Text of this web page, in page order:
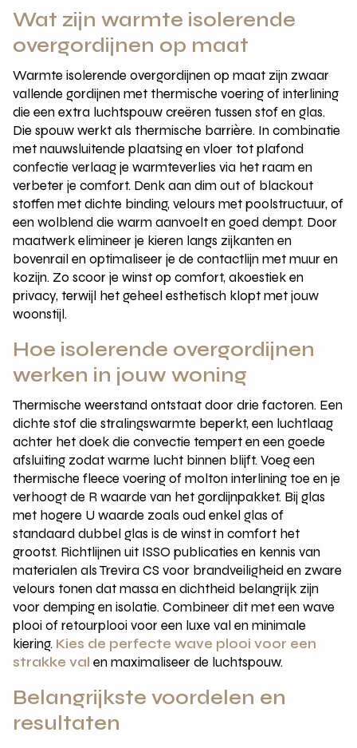
Wat zijn warmte isolerende
overgordijnen op maat
Warmte isolerende overgordijnen op maat zijn zwaar
vallende gordijnen met thermische voering of interlining
die een extra luchtspouw creëren tussen stof en glas.
Die spouw werkt als thermische barrière. In combinatie
met nauwsluitende plaatsing en vloer tot plafond
confectie verlaag je warmteverlies via het raam en
verbeter je comfort. Denk aan dim out of blackout
stoffen met dichte binding, velours met poolstructuur, of
een wolblend die warm aanvoelt en goed dempt. Door
maatwerk elimineer je kieren langs zijkanten en
bovenrail en optimaliseer je de contactlijn met muur en
kozijn. Zo scoor je winst op comfort, akoestiek en
privacy, terwijl het geheel esthetisch klopt met jouw
woonstijl.
Hoe isolerende overgordijnen
werken in jouw woning
Thermische weerstand ontstaat door drie factoren. Een
dichte stof die stralingswarmte beperkt, een luchtlaag
achter het doek die convectie tempert en een goede
afsluiting zodat warme lucht binnen blijft. Voeg een
thermische fleece voering of molton interlining toe en je
verhoogt de R waarde van het gordijnpakket. Bij glas
met hogere U waarde zoals oud enkel glas of
standaard dubbel glas is de winst in comfort het
grootst. Richtlijnen uit ISSO publicaties en kennis van
materialen als Trevira CS voor brandveiligheid en zware
velours tonen dat massa en dichtheid belangrijk zijn
voor demping en isolatie. Combineer dit met een wave
plooi of retourplooi voor een luxe val en minimale
kiering. Kies de perfecte wave plooi voor een
strakke val en maximaliseer de luchtspouw.
Belangrijkste voordelen en
resultaten